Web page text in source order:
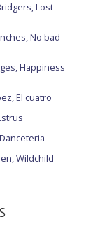
Lost
No bad
Happiness
El cuatro
Wildchild